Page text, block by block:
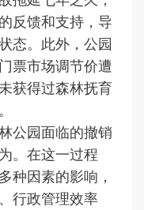
反馈和支持，导
态。此外，公园
票市场调节价遭
获得过森林抚育
公园面临的撤销
。在这一过程
种因素的影响，
行政管理效率